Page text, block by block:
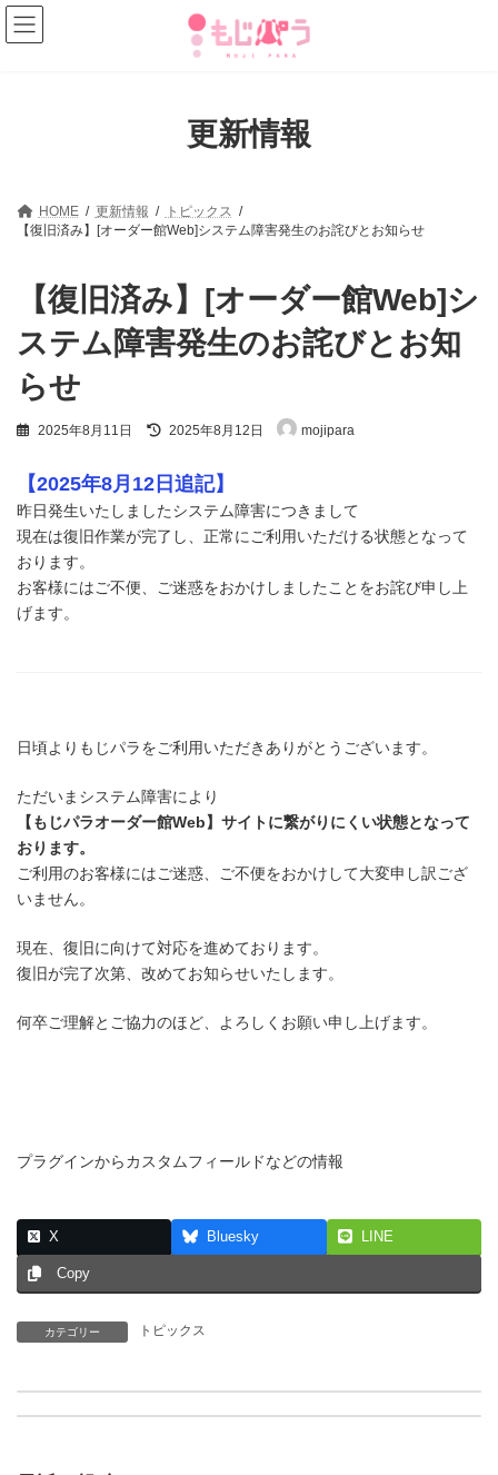
コ
ン
テ
ナ
ビ
ゲ
更新情報
HOME 更新情報
トピックス
【復旧済み】[オーダー館Web]システム障害発生のお詫びとお知らせ
【復旧済み】[オーダー館Web]シ
ステム障害発生のお詫びとお知
らせ
2025年8月11日
最
新
時
:
2025年8月12日 mojipara
【2025年8月12日追記】
昨日発生いたしましたシステム障害につきまして
現在は復旧作業が完了し、正常にご利用いただける状態となって
おります。
お客様にはご不便、ご迷惑をおかけしましたことをお詫び申し上
げます。
日頃よりもじパラをご利用いただきありがとうございます。
ただいまシステム障害により
【もじパラオーダー館Web】サイトに繋がりにくい状態となって
おります。
ご利用のお客様にはご迷惑、ご不便をおかけして大変申し訳ござ
いません。
現在、復旧に向けて対応を進めております。
復旧が完了次第、改めてお知らせいたします。
何卒ご理解とご協力のほど、よろしくお願い申し上げます。
プラグインからカスタムフィールドなどの情報
X Bluesky LINE
Copy
カテゴリー トピックス
【終了】[オーダー館Web]メンテナンスのお知らせ